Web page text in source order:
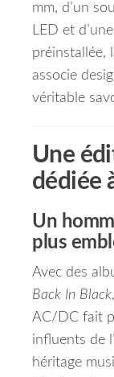
mm, d’un
LED et
préinstallée,
associe
véritable
Une
dédiée
Un
plus
Avec des
Back In Black,
AC/DC fait
influents de
héritage